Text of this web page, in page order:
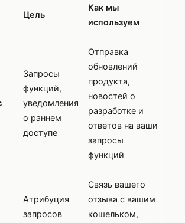
Цель
Как мы
используем
Запросы
функций,
уведомления
о раннем
доступе
Отправка
обновлений
продукта,
новостей о
разработке и
ответов на ваши
запросы
функций
Атрибуция
запросов
Связь вашего
отзыва с вашим
кошельком,